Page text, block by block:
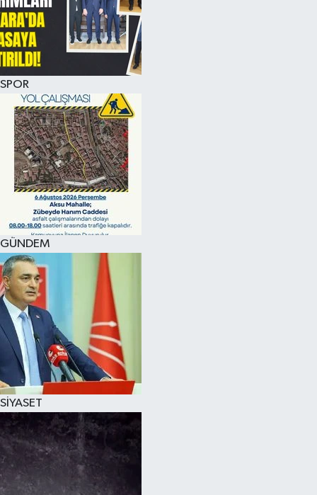
SPOR
GÜNDEM
SİYASET
KÜLTÜR SANAT
MAGAZİN
SAĞLIK
SİYASET
SPOR
TEKNOLOJİ
VİZYONDAKİLER
YAŞAM